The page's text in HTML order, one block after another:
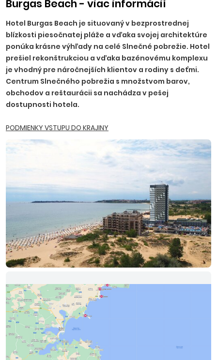
(platba na mieste), parkovanie 5,5 EUR/deň.
Burgas Beach - viac informácií
Hotel Burgas Beach je situovaný v bezprostrednej
blízkosti piesočnatej pláže a vďaka svojej architektúre
ponúka krásne výhľady na celé Slnečné pobrežie. Hotel
prešiel rekonštrukciou a vďaka bazénovému komplexu
je vhodný pre náročnejších klientov a rodiny s deťmi.
Centrum Slnečného pobrežia s množstvom barov,
obchodov a reštaurácii sa nachádza v pešej
dostupnosti hotela.
PODMIENKY VSTUPU DO KRAJINY